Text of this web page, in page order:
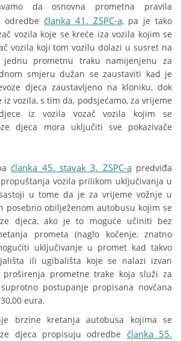
da osnovna prometna pravila
odredbe članka 41. ZSPC-a, pa je tako
vozila koje se kreće iza vozila kojim se
vozila koji tom vozilu dolazi u susret na
prometnu traku namijenjenu za
smjeru dužan se zaustaviti kad je
djeca zaustavljeno na kloniku, dok
vozila, s tim da, podsjećamo, za vrijeme
iz vozila vozač vozila kojim se
djeca mora uključiti sve pokazivače
članka 45. stavak 3. ZSPC-apredviđa
vozila prilikom uključivanja u
u tome da je za vrijeme vožnje u
posebno obilježenom autobusu kojim se
djeca, ako je to moguće učiniti bez
prometa (naglo kočenje, znatno
uključivanje u promet kad takvo
ili ugibališta koje se nalazi izvan
proširenja prometne trake koja služi za
postupanje propisana novčana
eura.
brzine kretanja autobusa kojima se
djeca propisuju odredbe članka 55.